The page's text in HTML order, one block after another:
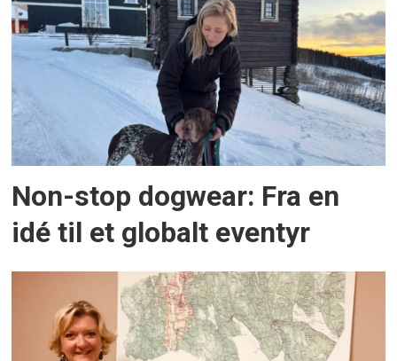
Non-stop dogwear: Fra en
idé til et globalt eventyr